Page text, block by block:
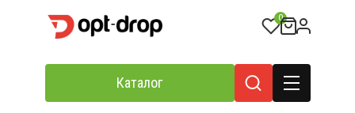
0
Каталог